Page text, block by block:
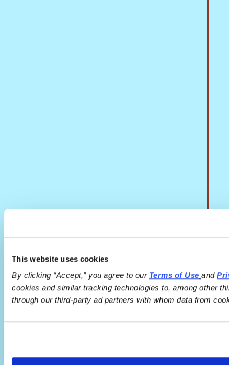
This website uses cookies
By clicking “Accept,” you agree to our Terms of Use and
cookies and similar tracking technologies to, among other
through our third-party ad partners with whom data from